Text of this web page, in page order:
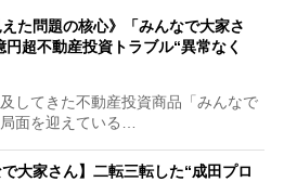
えた問題の核心》「みんなで大家さ
円超不動産投資トラブル“異常なく
してきた不動産投資商品「みんなで
面を迎えている…
大家さん】二転三転した“成田プロ